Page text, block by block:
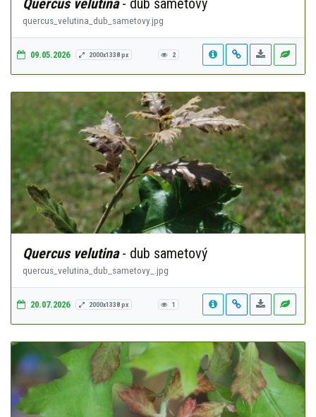
Quercus velutina- dub sametový
quercus_velutina_dub_sametovy.jpg
09.05.2026 2000x1338 px 2
Quercus velutina- dub sametový
quercus_velutina_dub_sametovy_.jpg
20.07.2026 2000x1338 px 1